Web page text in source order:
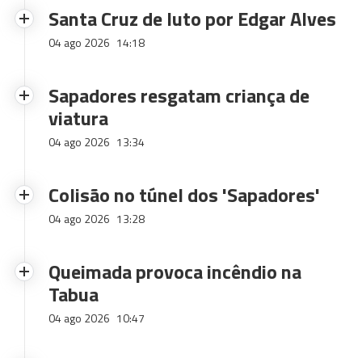
Santa Cruz de luto por Edgar Alves
04 ago 2026 14:18
Sapadores resgatam criança de
viatura
04 ago 2026 13:34
Colisão no túnel dos 'Sapadores'
04 ago 2026 13:28
Queimada provoca incêndio na
Tabua
04 ago 2026 10:47